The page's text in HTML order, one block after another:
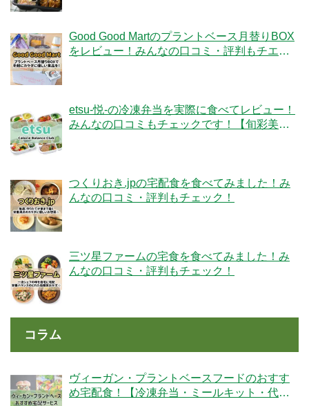
Good Good Martのプラントベース月替りBOX
をレビュー！みんなの口コミ・評判もチエッ
etsu-悦-の冷凍弁当を実際に食べてレビュー！
みんなの口コミもチェックです！【旬彩美
つくりおき.jpの宅配食を食べてみました！み
んなの口コミ・評判もチェック！
三ツ星ファームの宅食を食べてみました！み
んなの口コミ・評判もチェック！
コラム
ヴィーガン・プラントベースフードのおすす
め宅配食！【冷凍弁当・ミールキット・代替